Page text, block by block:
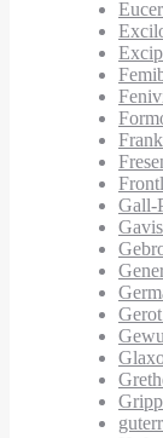
Gall-